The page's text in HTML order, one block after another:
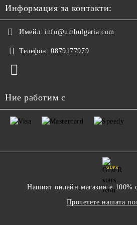
Информация за контакти:
Имейл: info@umbulgaria.com
Телефон: 0879177979
Ние работим с
GDPR
Нашият онлайн магазин е 100%
Прочетете нашата